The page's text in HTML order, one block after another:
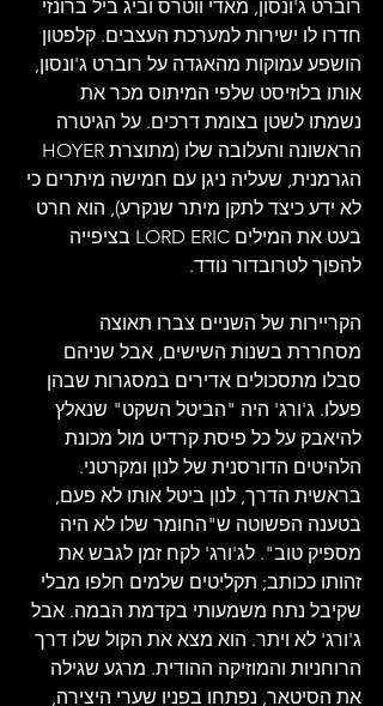
רוברט ג'ונסון, מאדי ווטרס וביג ביל ברונזי
חדרו לו ישירות למערכת העצבים. קלפטון
הושפע עמוקות מהאגדה על רוברט ג'ונסון,
אותו בלוזיסט שלפי המיתוס מכר את
נשמתו לשטן בצומת דרכים. על הגיטרה
הגרמנית, שעליה ניגן עם חמישה מיתרים כי
לא ידע כיצד לתקן מיתר שנקרע), הוא חרט
בעט את המילים LORD ERIC בציפייה
להפוך לטרובדור נודד.
הקריירות של השניים צברו תאוצה
מסחררת בשנות השישים, אבל שניהם
סבלו מתסכולים אדירים במסגרות שבהן
פעלו. ג'ורג' היה "הביטל השקט" שנאלץ
להיאבק על כל פיסת קרדיט מול מכונת
הלהיטים הדורסנית של לנון ומקרטני.
בראשית הדרך, לנון ביטל אותו לא פעם,
בטענה הפשוטה ש"החומר שלו לא היה
מספיק טוב". לג'ורג' לקח זמן לגבש את
זהותו ככותב; תקליטים שלמים חלפו מבלי
שקיבל נתח משמעותי בקדמת הבמה. אבל
ג'ורג' לא ויתר. הוא מצא את הקול שלו דרך
הרוחניות והמוזיקה ההודית. מרגע שגילה
את הסיטאר, נפתחו בפניו שערי היצירה,